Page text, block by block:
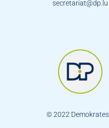
secretariat@dp.lu
© 2022